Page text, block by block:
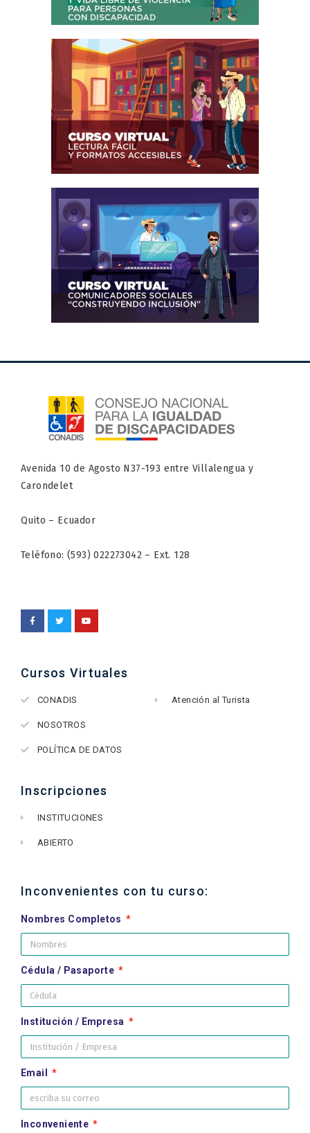
Avenida 10 de Agosto N37-193 entre Villalengua y
Carondelet
Quito – Ecuador
Teléfono: (593) 022273042 – Ext. 128
Cursos Virtuales
CONADIS
NOSOTROS
POLÍTICA DE DATOS
Atención al Turista
Inscripciones
INSTITUCIONES
ABIERTO
Inconvenientes con tu curso:
Nombres Completos
Cédula / Pasaporte
Institución / Empresa
Email
Inconveniente